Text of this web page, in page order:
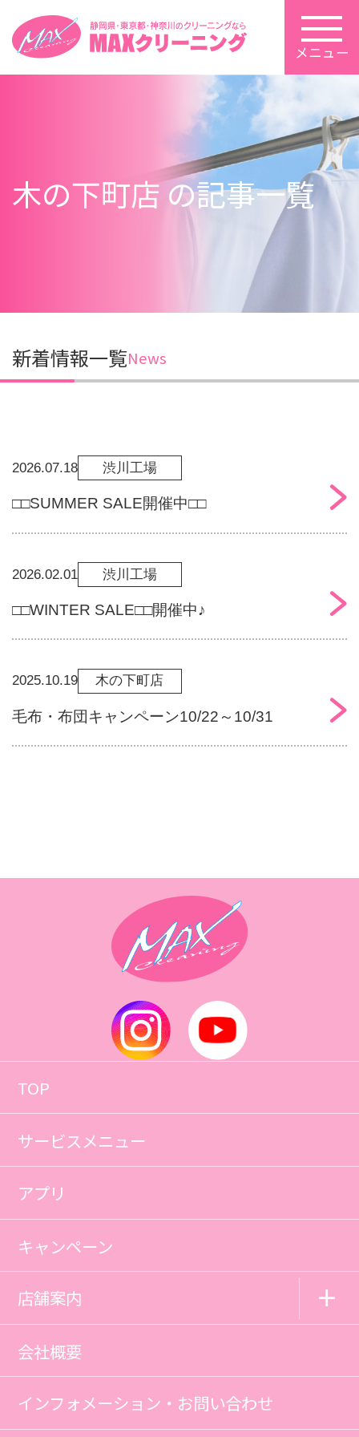
メニュー
木の下町店 の記事一覧
新着情報一覧News
2026.07.18 渋川工場
□□SUMMER SALE開催中□□
2026.02.01 渋川工場
□□WINTER SALE□□開催中♪
2025.10.19 木の下町店
毛布・布団キャンペーン10/22～10/31
TOP
サービスメニュー
アプリ
キャンペーン
店舗案内
会社概要
インフォメーション・お問い合わせ